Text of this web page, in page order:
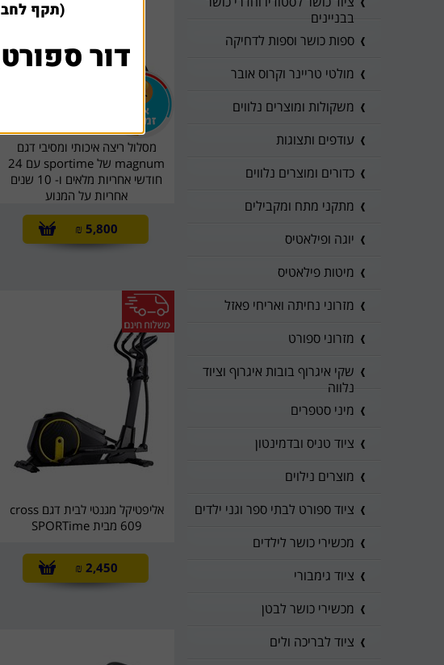
מסלול ריצה איכותי ומסיבי דגם
magnum של sportime עם 24
חודשי אחריות מלאים ו- 10 שנים
אחריות על המנוע
5,800
₪
אליפטיקל מגנטי לבית דגם cross
609 מבית SPORTime
2,450
₪
בבניינים
ספות כושר וספות לדחיקה
מולטי טריינר וקרוס אובר
משקולות ומוצרים נלווים
עודפים ותצוגות
כדורים ומוצרים נלווים
מתקני מתח ומקבילים
יוגה ופילאטיס
מיטות פילאטיס
מזרוני נחיתה ואריחי פאזל
מזרוני ספורט
שקי איגרוף בובות איגרוף וציוד
נלווה
מיני סטפרים
ציוד טניס ובדמינטון
מוצרים נילוים
ציוד ספורט לבתי ספר וגני ילדים
מכשירי כושר לילדים
ציוד גימבורי
מכשירי כושר לבטן
ציוד לבריכה ולים
(תקף לחבילות עד 20 ק"ג
דור